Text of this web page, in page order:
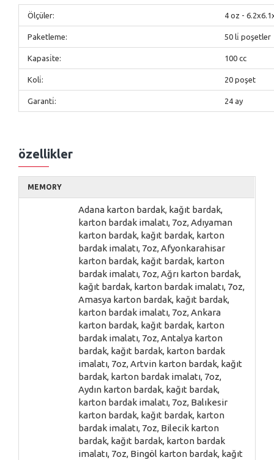
Ölçüler: 4 oz -
Paketleme: 50 li̇ poşetler
Kapasi̇te: 100 cc
Koli̇: 20 poşet
Garanti̇: 24 ay
özellikler
MEMORY
Adana karton bardak, kağıt bardak,
karton bardak imalatı, 7oz, Adıyaman
karton bardak, kağıt bardak, karton
bardak imalatı, 7oz, Afyonkarahisar
karton bardak, kağıt bardak, karton
bardak imalatı, 7oz, Ağrı karton bardak,
kağıt bardak, karton bardak imalatı, 7oz,
Amasya karton bardak, kağıt bardak,
karton bardak imalatı, 7oz, Ankara
karton bardak, kağıt bardak, karton
bardak imalatı, 7oz, Antalya karton
bardak, kağıt bardak, karton bardak
imalatı, 7oz, Artvin karton bardak, kağıt
bardak, karton bardak imalatı, 7oz,
Aydın karton bardak, kağıt bardak,
karton bardak imalatı, 7oz, Balıkesir
karton bardak, kağıt bardak, karton
bardak imalatı, 7oz, Bilecik karton
bardak, kağıt bardak, karton bardak
imalatı, 7oz, Bingöl karton bardak, kağıt